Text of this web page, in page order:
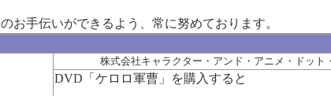
のお手伝いができるよう、常に努めております。
株式会社キャラクター・アンド・アニメ・ドット
DVD「ケロロ軍曹」を購入すると